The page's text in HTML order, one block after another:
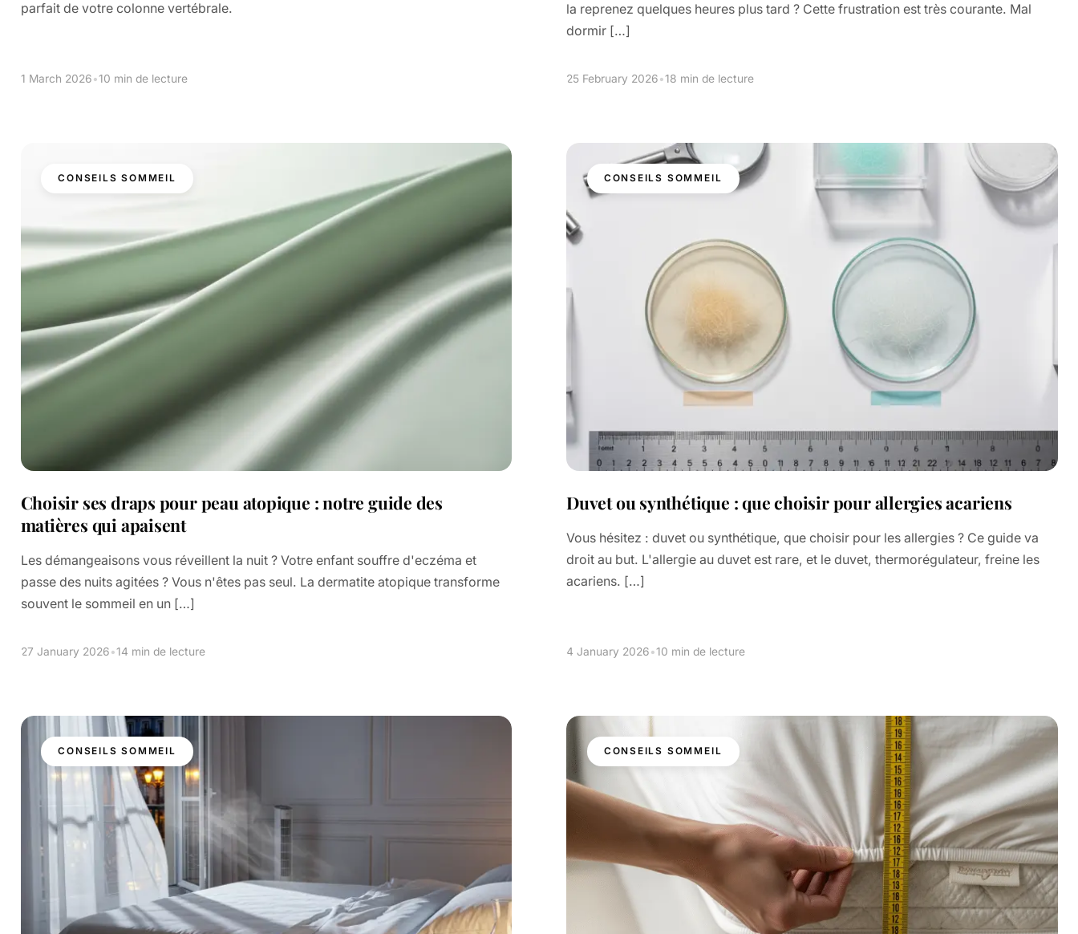
parfait de votre colonne vertébrale.
1 March 2026•10 min de lecture
la reprenez quelques heures plus tard ? Cette frustration est très courante. Mal
dormir […]
25 February 2026•18 min de lecture
CONSEILS SOMMEIL
Choisir ses draps pour peau atopique : notre guide des
matières qui apaisent
Les démangeaisons vous réveillent la nuit ? Votre enfant souffre d'eczéma et
passe des nuits agitées ? Vous n'êtes pas seul. La dermatite atopique transforme
souvent le sommeil en un […]
27 January 2026•14 min de lecture
CONSEILS SOMMEIL
Duvet ou synthétique : que choisir pour allergies acariens
Vous hésitez : duvet ou synthétique, que choisir pour les allergies ? Ce guide va
droit au but. L'allergie au duvet est rare, et le duvet, thermorégulateur, freine les
acariens. […]
4 January 2026•10 min de lecture
CONSEILS SOMMEIL CONSEILS SOMMEIL